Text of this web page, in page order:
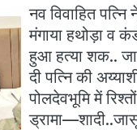
नव विवाहित
मंगाया हथोड़ा व
हुआ हत्या शक..
दी पत्नि की
पोलदेवभूमि में